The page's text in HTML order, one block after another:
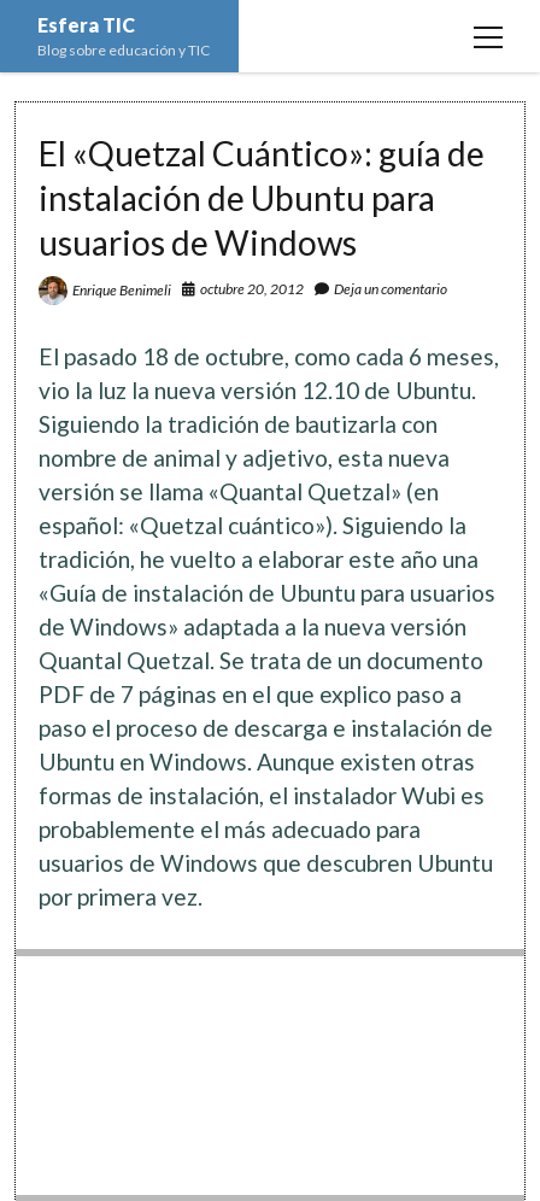
Esfera TIC
Blog sobre educación y TIC
open
Educación y TIC open
Actualidad
Escuela de padres
Espacios
Innovación
Lectura
Asignaturas open
Ciencias Naturales
Ed. Plástica y Visual
Historia del Arte
Lengua
Música
Informática open
Imagen digital
menu
Bases de datos
Hoja de cálculo
Programación
Redes de ordenadores
Redes sociales
Sistemas Operativos
Software
Matemáticas open
Geometría
twitterfacebookinstagramyoutube
El «Quetzal Cuántico»: guía de
instalación de Ubuntu para
usuarios de Windows
Enrique Benimeli octubre 20, 2012 Deja un comentario
El pasado 18 de octubre, como cada 6 meses,
vio la luz la nueva versión 12.10 de Ubuntu.
Siguiendo la tradición de bautizarla con
nombre de animal y adjetivo, esta nueva
versión se llama «Quantal Quetzal» (en
español: «Quetzal cuántico»). Siguiendo la
tradición, he vuelto a elaborar este año una
«Guía de instalación de Ubuntu para usuarios
de Windows» adaptada a la nueva versión
Quantal Quetzal. Se trata de un documento
PDF de 7 páginas en el que explico paso a
paso el proceso de descarga e instalación de
Ubuntu en Windows. Aunque existen otras
formas de instalación, el instalador Wubi es
probablemente el más adecuado para
usuarios de Windows que descubren Ubuntu
por primera vez.